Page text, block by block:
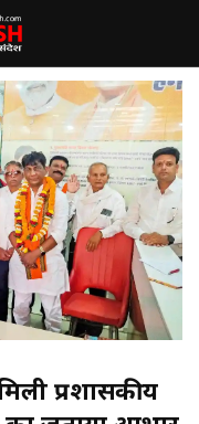
प्रशासकीय